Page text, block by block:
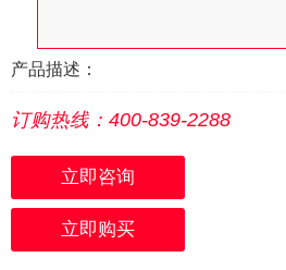
产品描述：
订购热线：400-839-2288
立即咨询
立即购买